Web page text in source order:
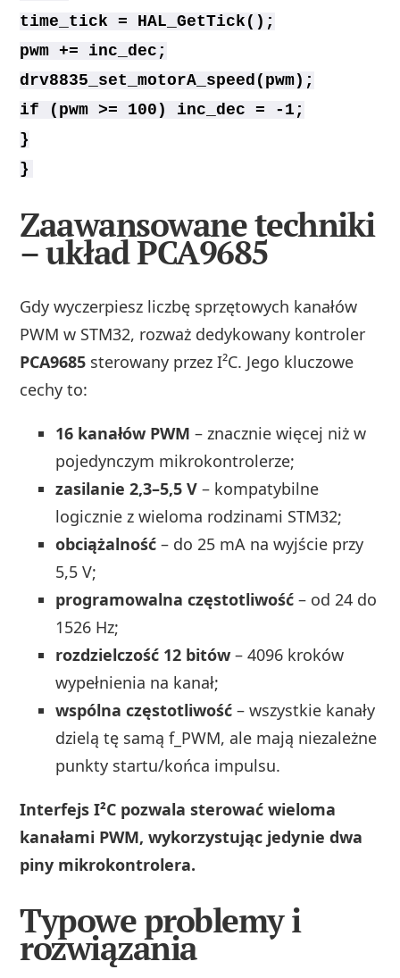
time_tick = HAL_GetTick();
pwm += inc_dec;
drv8835_set_motorA_speed(pwm);
if (pwm >= 100) inc_dec = -1;
}
}
Zaawansowane techniki
– układ PCA9685
Gdy wyczerpiesz liczbę sprzętowych kanałów
PWM w STM32, rozważ dedykowany kontroler
PCA9685 sterowany przez I²C. Jego kluczowe
cechy to:
16 kanałów PWM – znacznie więcej niż w
pojedynczym mikrokontrolerze;
zasilanie 2,3–5,5 V – kompatybilne
logicznie z wieloma rodzinami STM32;
obciążalność – do 25 mA na wyjście przy
5,5 V;
programowalna częstotliwość – od 24 do
1526 Hz;
rozdzielczość 12 bitów – 4096 kroków
wypełnienia na kanał;
wspólna częstotliwość – wszystkie kanały
dzielą tę samą f_PWM, ale mają niezależne
punkty startu/końca impulsu.
Interfejs I²C pozwala sterować wieloma
kanałami PWM, wykorzystując jedynie dwa
piny mikrokontrolera.
Typowe problemy i
rozwiązania